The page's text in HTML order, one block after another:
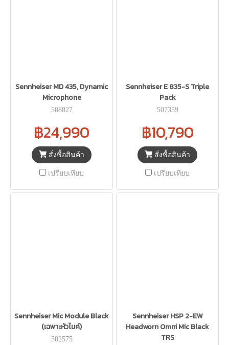
Sennheiser MD 435, Dynamic
Microphone
508827
฿24,990
สั่งซื้อสินค้า
เปรียบเทียบ
Sennheiser E 835-S Triple
Pack
507359
฿10,790
สั่งซื้อสินค้า
เปรียบเทียบ
Sennheiser Mic Module Black
(เฉพาะหัวไมค์)
502575
Sennheiser HSP 2-EW
Headworn Omni Mic Black
TRS